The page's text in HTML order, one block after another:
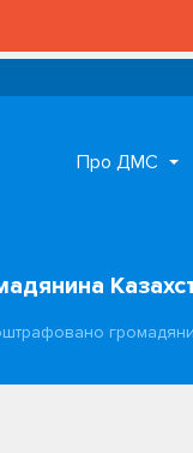
Про ДМС